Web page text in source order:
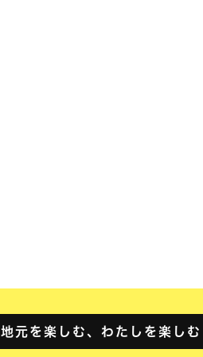
地元を楽しむ、わたしを楽しむ